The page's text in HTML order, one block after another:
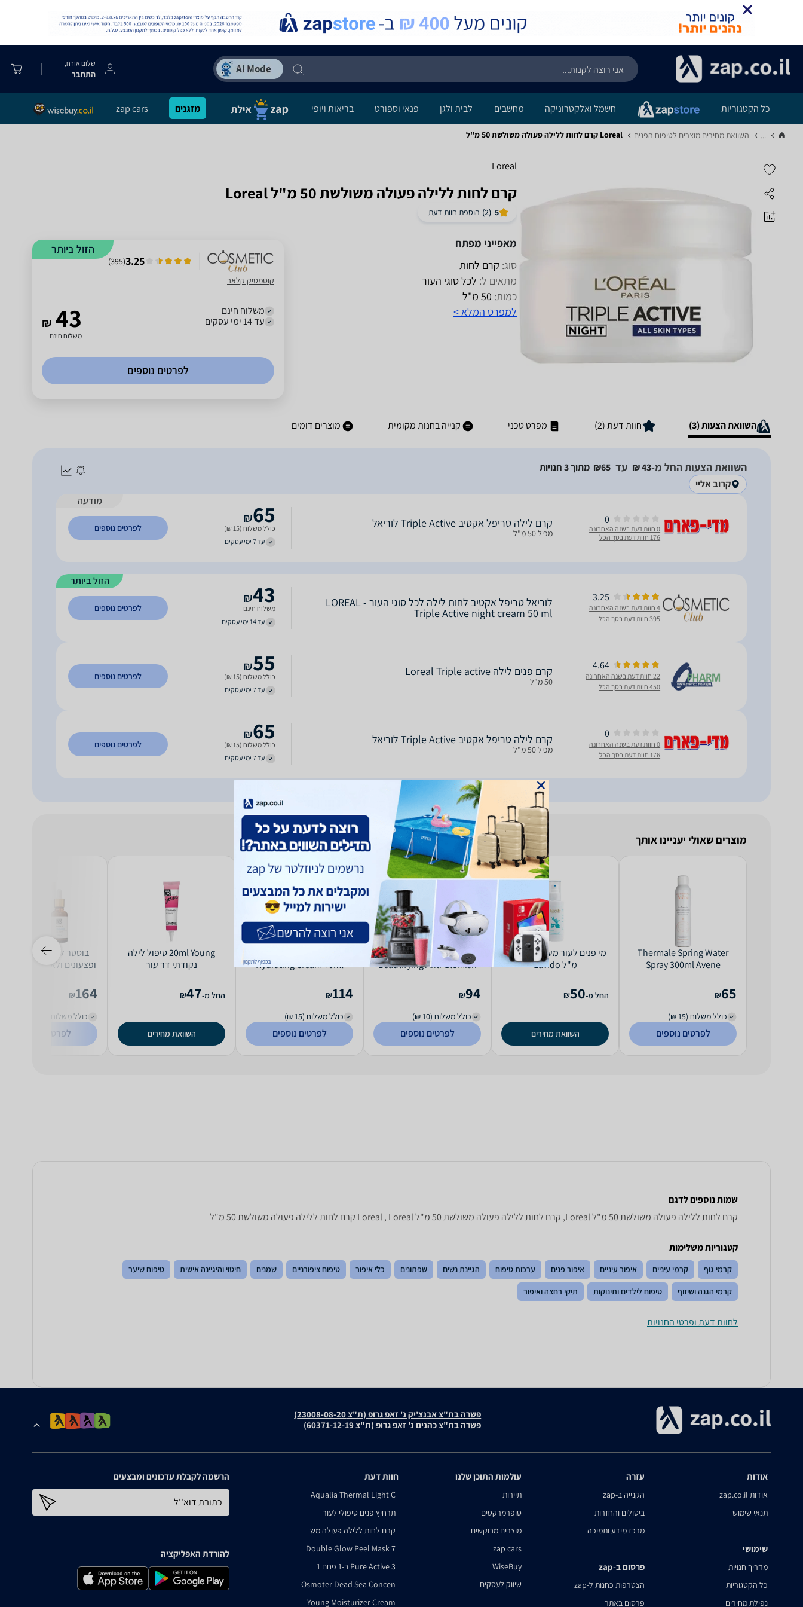
שלום אורח,
התחבר
כל הקטגוריות חשמל ואלקטרוניקה מחשבים לבית ולגן פנאי וספורט בריאות ויופי מזגנים zap cars
... השוואת מחירים מוצרים לטיפוח הפנים‏ Loreal קרם לחות ללילה פעולה משולשת 50 מ"ל
Loreal
קרם לחות ללילה פעולה משולשת 50 מ"ל Loreal
5
(2) הוספת חוות דעת
מאפייני מפתח
סוג: קרם לחות
מתאים ל: לכל סוגי העור
כמות: 50 מ"ל
למפרט המלא >
הזול ביותר
3.25
(
395
)
קוסמטיק קלאב
משלוח חינם
עד 14 ימי עסקים
₪ 43
משלוח חינם
לפרטים נוספים
השוואת הצעות (3) חוות דעת (2) מפרט טכני קנייה בחנות מקומית מוצרים דומים
השוואת הצעות החל מ-43‏ ₪ עד 65‏₪
מתוך 3 חנויות
קרוב אליי
0
0 חוות דעת בשנה האחרונה
176 חוות דעת בסך הכל
קרם לילה טריפל אקטיב Triple Active לוריאל
מכיל 50 מ"ל
65
₪
כולל משלוח (15 ₪)
עד 7 ימי עסקים
לפרטים נוספים
מודעה
הזול ביותר
3.25
4 חוות דעת בשנה האחרונה
395 חוות דעת בסך הכל
לוריאל טריפל אקטיב לחות לילה לכל סוגי העור - LOREAL
Triple Active night cream 50 ml
43
₪
משלוח חינם
עד 14 ימי עסקים
לפרטים נוספים
4.64
22 חוות דעת בשנה האחרונה
450 חוות דעת בסך הכל
קרם פנים לילה Loreal Triple active
50 מ"ל
55
₪
כולל משלוח (15 ₪)
עד 7 ימי עסקים
לפרטים נוספים
0
0 חוות דעת בשנה האחרונה
176 חוות דעת בסך הכל
קרם לילה טריפל אקטיב Triple Active לוריאל
מכיל 50 מ"ל
65
₪
כולל משלוח (15 ₪)
עד 7 ימי עסקים
לפרטים נוספים
מוצרים שאולי יעניינו אותך
Thermale Spring Water
Spray 300ml Avene
65
₪
כולל משלוח (15 ₪)
לפרטים נוספים
מי פנים לעור מעורב שמן 120
מ"ל Lavido
החל מ-50
₪
השוואת מחירים
Laboratoires Normaderm
Beautifying Anti-Blemish
94
₪
כולל משלוח (10 ₪)
לפרטים נוספים
Hydrating Cream 40ml
114
₪
כולל משלוח (15 ₪)
לפרטים נוספים
20ml Young טיפול לילה
נקודתי ‏דר עור
החל מ-47
₪
השוואת מחירים
בוסטר להפחתת פגמי
164
₪
כולל משלוח (15 ₪)
לפרטים נוספים
שמות נוספים לדגם
קרם לחות ללילה פעולה משולשת 50 מ"ל Loreal, קרם לחות ללילה פעולה משולשת 50 מ"ל Loreal , Loreal קרם לחות ללילה פעולה משולשת 50 מ"ל
קטגוריות משלימות
קרמי גוף קרמי עיניים איפור עיניים איפור פנים ערכות טיפוח הגיינת נשים שפתונים כלי איפור טיפוח ציפורניים שמנים חיטוי והיגיינה אישית טיפוח שיער
קרמי הגנה ושיזוף טיפוח לילדים ותינוקות תיקי רחצה ואיפור
לחוות דעת ופרטי החנויות
פשרה בת"צ אבנצ'יק נ' זאפ גרופ (ת"צ 23008-08-20)
פשרה בת"צ כהנים נ' זאפ גרופ (ת"צ 60371-12-19)
אודות
אודות zap.co.il
תנאי שימוש
שימושי
מדריך חנויות
כל הקטגוריות
נפילת מחירים
עזרה
הקנייה ב-zap
ביטולים והחזרות
מרכז מידע ותמיכה
פרסום ב-zap
הצטרפות כחנות ל-zap
פרסום באתר
עולמות התוכן שלנו
תיירות
סופרמרקטים
מוצרים מבוקשים
zap cars
WiseBuy
שיווק לעסקים
חוות דעת
Aqualia Thermal Light C
תרחיץ פנים טיפולי לעור
קרם לחות ללילה פעולה מש
Double Glow Peel Mask 7
Pure Active 3 ב-1 פחם 1
Osmoter Dead Sea Concen
Young Moisturizer Cream
הרשמה לקבלת עדכונים ומבצעים
כתובת דוא''ל
להורדת האפליקציה